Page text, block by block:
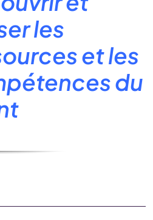
les
et les
du